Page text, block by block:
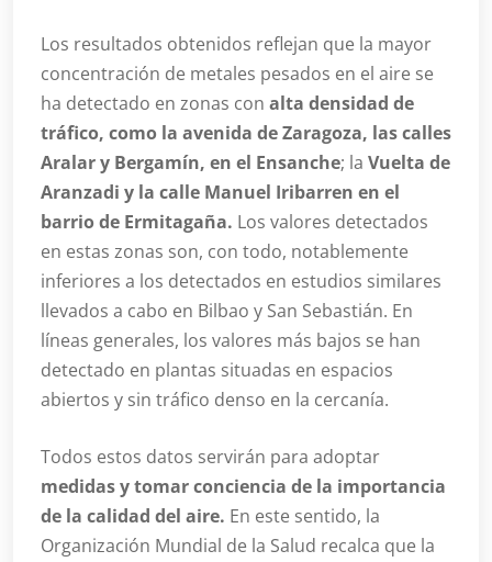
Los resultados obtenidos reflejan que la mayor
concentración de metales pesados en el aire se
ha detectado en zonas con alta densidad de
tráfico, como la avenida de Zaragoza, las calles
Aralar y Bergamín, en el Ensanche; la Vuelta de
Aranzadi y la calle Manuel Iribarren en el
barrio de Ermitagaña. Los valores detectados
en estas zonas son, con todo, notablemente
inferiores a los detectados en estudios similares
llevados a cabo en Bilbao y San Sebastián. En
líneas generales, los valores más bajos se han
detectado en plantas situadas en espacios
abiertos y sin tráfico denso en la cercanía.
Todos estos datos servirán para adoptar
medidas y tomar conciencia de la importancia
de la calidad del aire. En este sentido, la
Organización Mundial de la Salud recalca que la